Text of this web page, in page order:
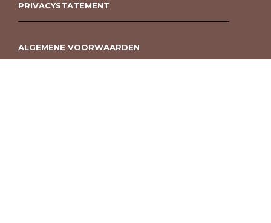
PRIVACYSTATEMENT
ALGEMENE VOORWAARDEN